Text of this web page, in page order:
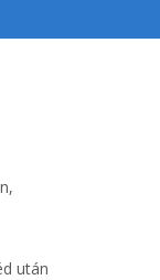
után